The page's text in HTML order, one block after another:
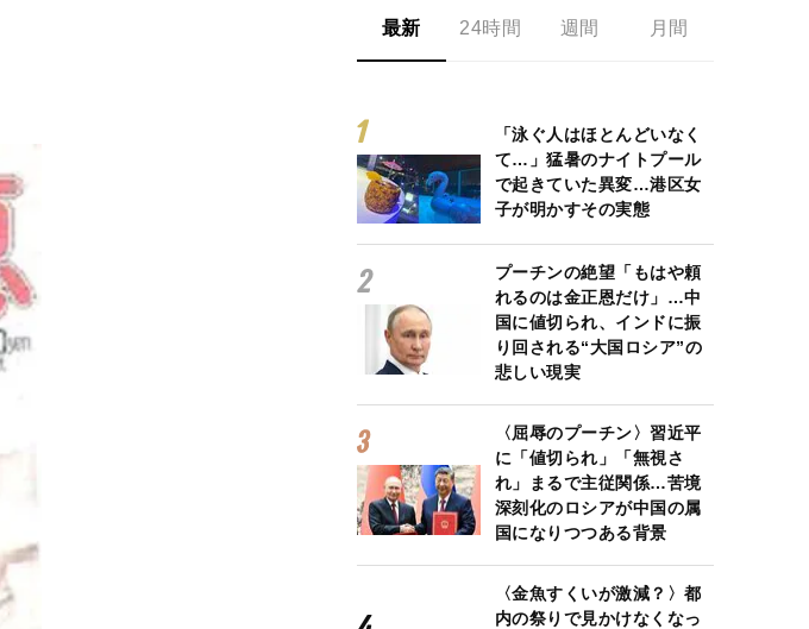
最新 24時間 週間 月間
「泳ぐ人はほとんどいなく
て…」猛暑のナイトプール
で起きていた異変…港区女
子が明かすその実態
プーチンの絶望「もはや頼
れるのは金正恩だけ」…中
国に値切られ、インドに振
り回される“大国ロシア”の
悲しい現実
〈屈辱のプーチン〉習近平
に「値切られ」「無視さ
れ」まるで主従関係…苦境
深刻化のロシアが中国の属
国になりつつある背景
〈金魚すくいが激減？〉都
内の祭りで見かけなくなっ